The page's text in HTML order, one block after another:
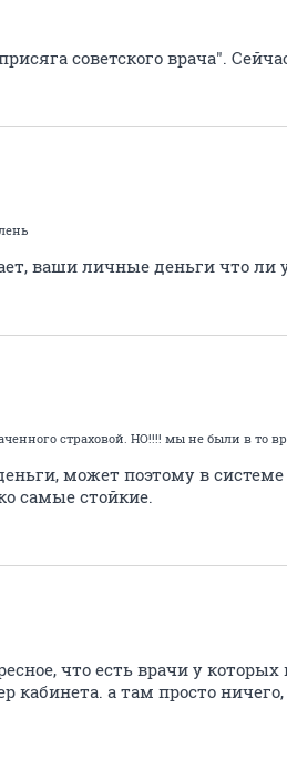
советского врача".
ваши личные деньги что ли
страховой. НО!!!! мы не были в то
может поэтому в системе
самые стойкие.
что есть врачи у
а там просто